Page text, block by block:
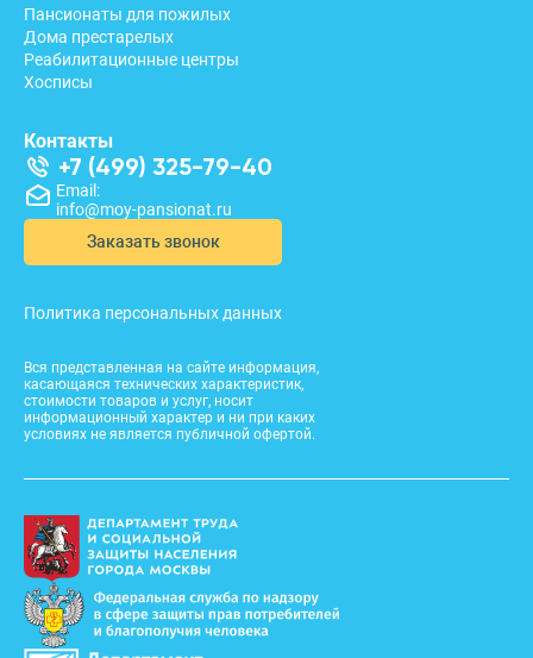
Вся представленная на сайте информация,
касающаяся технических характеристик,
стоимости товаров и услуг, носит
информационный характер и ни при каких
условиях не является публичной офертой.
Пансионаты для пожилых
Дома престарелых
Реабилитационные центры
Хосписы
Контакты
+7 (499) 325-79-40
Email:
info@moy-pansionat.ru
Заказать звонок
Политика персональных данных